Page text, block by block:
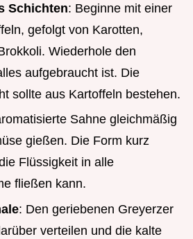
Schichten: Beginne mit einer
gefolgt von Karotten,
Wiederhole den
aufgebraucht ist. Die
sollte aus Kartoffeln bestehen.
Sahne gleichmäßig
gießen. Die Form kurz
Flüssigkeit in alle
fließen kann.
: Den geriebenen Greyerzer
verteilen und die kalte